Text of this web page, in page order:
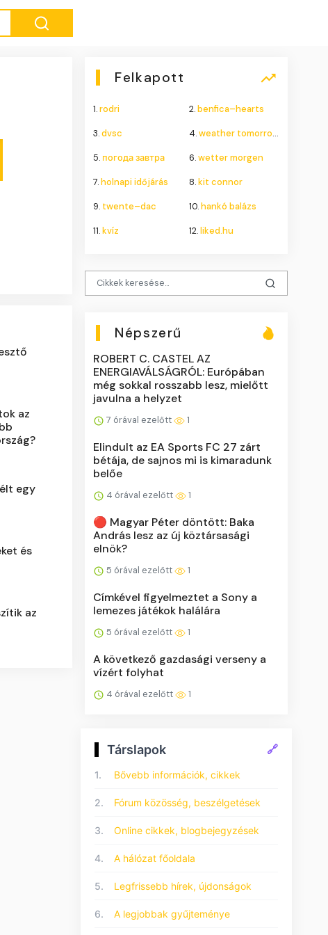
az
egy
és
az
Felkapott
1.rodri 2.benfica–hearts
3.dvsc 4.weather tomorrow
5. погода завтра 6.wetter morgen
7.holnapi időjárás 8.kit connor
9. twente–dac 10.hankó balázs
11.kvíz 12.liked.hu
Népszerű
ROBERT C. CASTEL AZ
ENERGIAVÁLSÁGRÓL: Európában
még sokkal rosszabb lesz, mielőtt
javulna a helyzet
7 órával ezelőtt 1
Elindult az EA Sports FC 27 zárt
bétája, de sajnos mi is kimaradunk
belőe
4 órával ezelőtt 1
🔴 Magyar Péter döntött: Baka
András lesz az új köztársasági
elnök?
5 órával ezelőtt 1
Címkével figyelmeztet a Sony a
lemezes játékok halálára
5 órával ezelőtt 1
A következő gazdasági verseny a
vízért folyhat
4 órával ezelőtt 1
Társlapok 🔗
1. Bővebb információk, cikkek
2. Fórum közösség, beszélgetések
3. Online cikkek, blogbejegyzések
4. A hálózat főoldala
5. Legfrissebb hírek, újdonságok
6. A legjobbak gyűjteménye